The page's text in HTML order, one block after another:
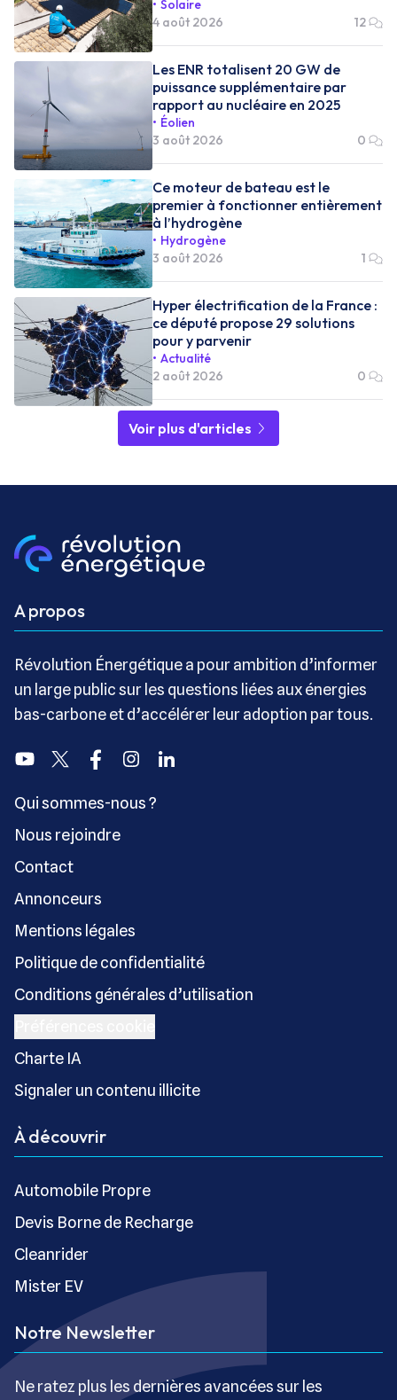
Solaire
4 août 2026
12
Les ENR totalisent 20 GW de
puissance supplémentaire par
rapport au nucléaire en 2025
Éolien
3 août 2026
0
Ce moteur de bateau est le
premier à fonctionner entièrement
à l’hydrogène
Hydrogène
3 août 2026
1
Hyper électrification de la France :
ce député propose 29 solutions
pour y parvenir
Actualité
2 août 2026
0
Voir plus d'articles
A propos
Révolution Énergétique a pour ambition d’informer
un large public sur les questions liées aux énergies
bas-carbone et d’accélérer leur adoption par tous.
YoutubeTwitter FacebookInstagramLinkedin
Qui sommes-nous ?
Nous rejoindre
Contact
Annonceurs
Mentions légales
Politique de confidentialité
Conditions générales d’utilisation
Charte IA
Signaler un contenu illicite
À découvrir
Automobile Propre
Devis Borne de Recharge
Cleanrider
Mister EV
Notre Newsletter
Ne ratez plus les dernières avancées sur les